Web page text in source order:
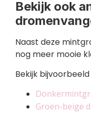
Bekijk ook
Naast deze
nog meer mooie
Bekijk bijvoorbeeld
Groen-beige